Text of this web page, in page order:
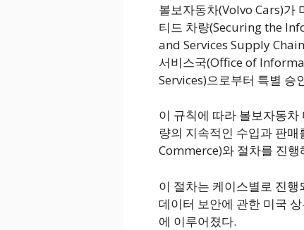
볼보자동차(Volvo Cars)가
티드 차량(Securing the
and Services Supply
서비스국(Office of
Services)으로부터 특별 승
이 규칙에 따라 볼보자동
량의 지속적인 수입과 판
Commerce)와 절차를 진행
이 절차는 케이스별로 진
데이터 보안에 관한 미국
에 이루어졌다.